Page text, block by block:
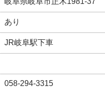
あり
JR岐阜駅下車
058-294-3315